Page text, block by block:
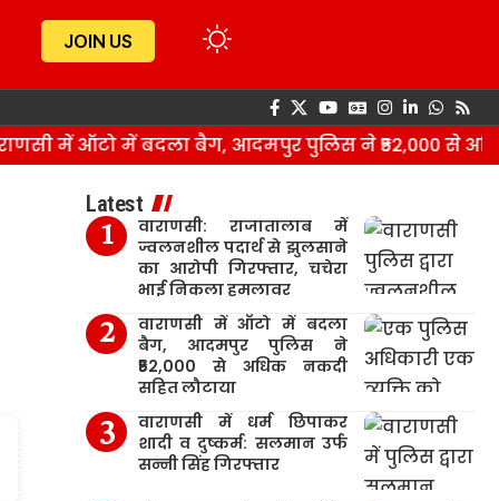
JOIN US
में ऑटो में बदला बैग, आदमपुर पुलिस ने ₹52,000 से अधिक
Latest
वाराणसी: राजातालाब में
ज्वलनशील पदार्थ से झुलसाने
का आरोपी गिरफ्तार, चचेरा
भाई निकला हमलावर
वाराणसी में ऑटो में बदला
बैग, आदमपुर पुलिस ने
₹52,000 से अधिक नकदी
सहित लौटाया
वाराणसी में धर्म छिपाकर
शादी व दुष्कर्म: सलमान उर्फ
सन्नी सिंह गिरफ्तार